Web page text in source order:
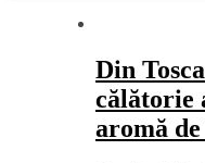
Din
călătorie
aromă